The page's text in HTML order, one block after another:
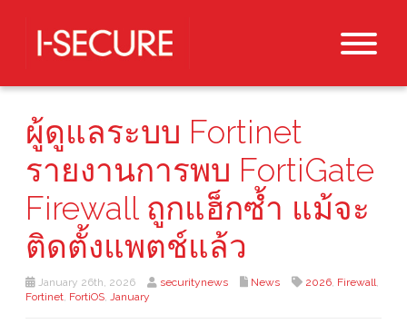
ผู้ดูแลระบบ Fortinet
รายงานการพบ FortiGate
Firewall ถูกแฮ็กซ้ำ แม้จะ
ติดตั้งแพตช์แล้ว
January 26th, 2026 securitynews News 2026, Firewall,
Fortinet, FortiOS, January